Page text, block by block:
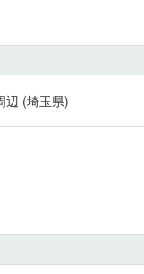
辺 (埼玉県)